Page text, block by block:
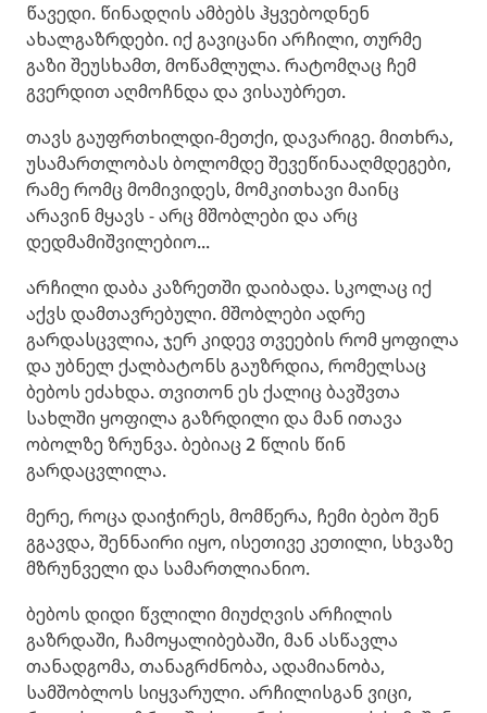
წავედი. წინადღის ამბებს ჰყვებოდნენ
ახალგაზრდები. იქ გავიცანი არჩილი, თურმე
გაზი შეუსხამთ, მოწამლულა. რატომღაც ჩემ
გვერდით აღმოჩნდა და ვისაუბრეთ.
თავს გაუფრთხილდი-მეთქი, დავარიგე. მითხრა,
უსამართლობას ბოლომდე შევეწინააღმდეგები,
რამე რომც მომივიდეს, მომკითხავი მაინც
არავინ მყავს - არც მშობლები და არც
დედმამიშვილებიო...
არჩილი დაბა კაზრეთში დაიბადა. სკოლაც იქ
აქვს დამთავრებული. მშობლები ადრე
გარდასცვლია, ჯერ კიდევ თვეების რომ ყოფილა
და უბნელ ქალბატონს გაუზრდია, რომელსაც
ბებოს ეძახდა. თვითონ ეს ქალიც ბავშვთა
სახლში ყოფილა გაზრდილი და მან ითავა
ობოლზე ზრუნვა. ბებიაც 2 წლის წინ
გარდაცვლილა.
მერე, როცა დაიჭირეს, მომწერა, ჩემი ბებო შენ
გგავდა, შენნაირი იყო, ისეთივე კეთილი, სხვაზე
მზრუნველი და სამართლიანიო.
ბებოს დიდი წვლილი მიუძღვის არჩილის
გაზრდაში, ჩამოყალიბებაში, მან ასწავლა
თანადგომა, თანაგრძნობა, ადამიანობა,
სამშობლოს სიყვარული. არჩილისგან ვიცი,